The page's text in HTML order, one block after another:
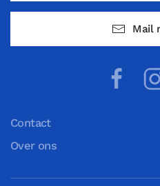
Mail
Contact
Over ons